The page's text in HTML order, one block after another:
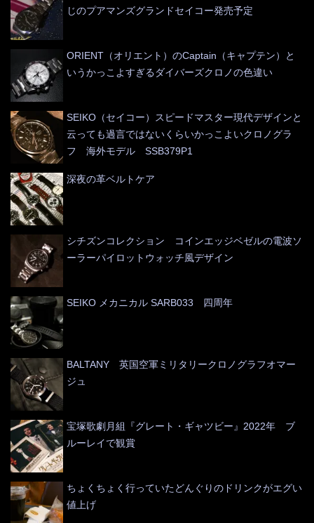
じのプアマンズグランドセイコー発売予定
ORIENT（オリエント）のCaptain（キャプテン）と
いうかっこよすぎるダイバーズクロノの色違い
SEIKO（セイコー）スピードマスター現代デザインと
云っても過言ではないくらいかっこよいクロノグラ
フ 海外モデル SSB379P1
深夜の革ベルトケア
シチズンコレクション コインエッジベゼルの電波ソ
ーラーパイロットウォッチ風デザイン
SEIKO メカニカル SARB033 四周年
BALTANY 英国空軍ミリタリークロノグラフオマー
ジュ
宝塚歌劇月組『グレート・ギャツビー』2022年 ブ
ルーレイで観賞
ちょくちょく行っていたどんぐりのドリンクがエグい
値上げ